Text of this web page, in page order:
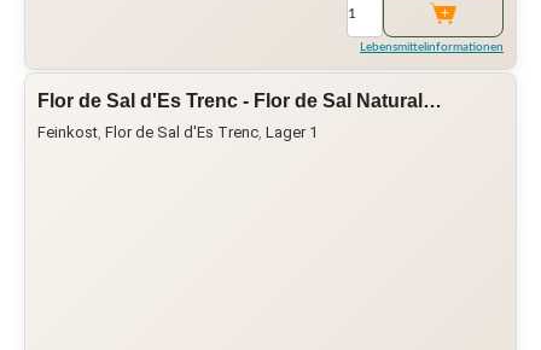
Lebensmittelinformationen
Flor de Sal d'Es Trenc - Flor de Sal Natural…
Feinkost, Flor de Sal d'Es Trenc, Lager 1